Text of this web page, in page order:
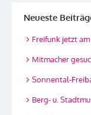
Neueste
Freifunk jetzt
Mitmacher
Sonnental-
Berg- u.